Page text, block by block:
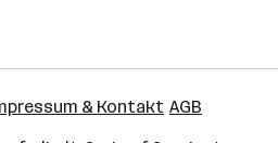
& Kontakt AGB